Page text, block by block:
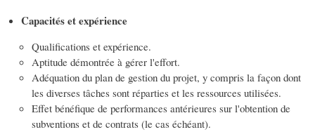
Capacités et expérience
Qualifications et expérience.
Aptitude démontrée à gérer l'effort.
Adéquation du plan de gestion du projet, y compris la façon dont
les diverses tâches sont réparties et les ressources utilisées.
Effet bénéfique de performances antérieures sur l'obtention de
subventions et de contrats (le cas échéant).